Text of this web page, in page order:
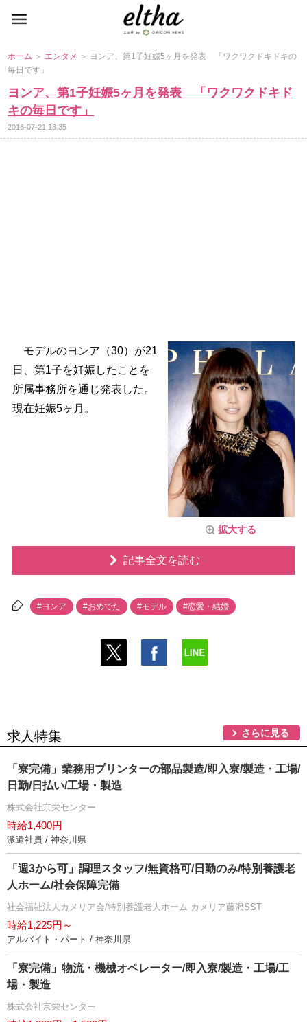
ホーム ＞ エンタメ ＞ ヨンア、第1子妊娠5ヶ月を発表 「ワクワクドキドキの
毎日です」
ヨンア、第1子妊娠5ヶ月を発表 「ワクワクドキド
キの毎日です」
2016-07-21 18:35
拡大する
モデルのヨンア（30）が21
日、第1子を妊娠したことを
所属事務所を通じ発表した。
現在妊娠5ヶ月。
記事全文を読む
#ヨンア #おめでた #モデル #恋愛・結婚
求人特集 さらに見る
「寮完備」業務用プリンターの部品製造/即入寮/製造・工場/
日勤/日払い/工場・製造
株式会社京栄センター
時給1,400円
派遣社員 / 神奈川県
「週3から可」調理スタッフ/無資格可/日勤のみ/特別養護老
人ホーム/社会保障完備
社会福祉法人カメリア会/特別養護老人ホーム カメリア藤沢SST
時給1,225円～
アルバイト・パート / 神奈川県
「寮完備」物流・機械オペレーター/即入寮/製造・工場/工
場・製造
株式会社京栄センター